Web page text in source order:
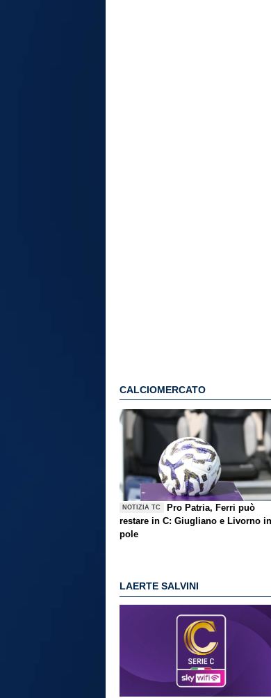
CALCIOMERCATO
NOTIZIA TC
Pro Patria, Ferri può
restare in C: Giugliano e Livorno in
pole
LAERTE SALVINI